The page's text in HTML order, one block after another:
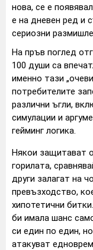
нова, се е
е на дневен ред и
сериозни
На пръв поглед
100 души са
именно тази
потребителите
различни ъгли,
симулации и
гейминг логика.
Някои защитават
горилата,
други залагат на
превъзходство,
хипотетични
би имала шанс
си един по един,
атакуват